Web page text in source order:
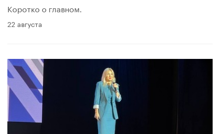
Коротко о главном.
22 августа